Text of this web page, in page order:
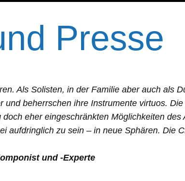
Presse
Als Solisten, in der Familie aber auch als
beherrschen ihre Instrumente virtuos.
eher eingeschränkten Möglichkeiten
aufdringlich zu sein – in neue Sphären. Die
und -Experte